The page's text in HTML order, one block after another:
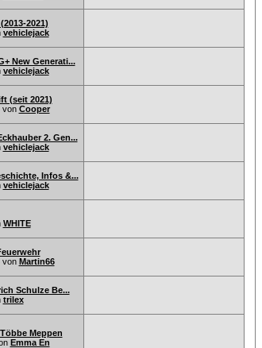
2021)
vehiclejack
New Generati...
vehiclejack
(seit 2021)
von Cooper
2. Gen...
vehiclejack
Infos &...
vehiclejack
WHITE
von Martin66
Schulze Be...
trilex
Meppen
Emma En